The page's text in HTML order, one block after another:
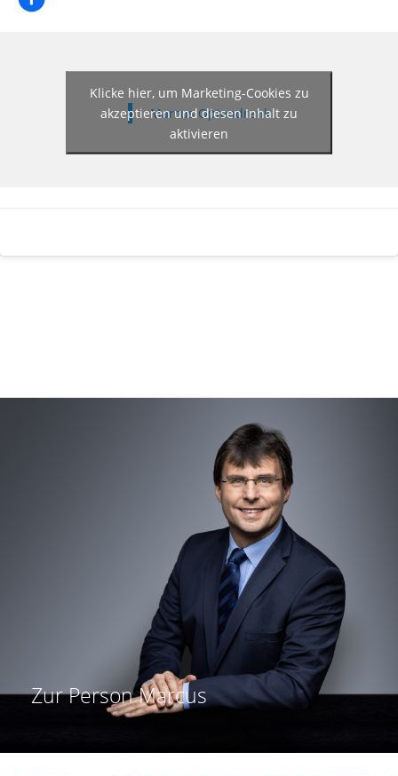
Marcus Optendrenk
Klicke hier, um Marketing-Cookies zu
akzeptieren und diesen Inhalt zu
aktivieren
Zur PersonMarcus